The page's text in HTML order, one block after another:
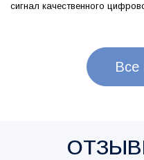
сигнал качественного
Все